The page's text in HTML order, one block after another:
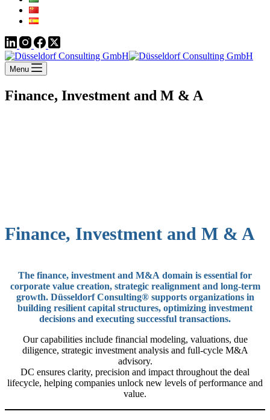
Menu
Finance, Investment and M & A
Finance, Investment and M & A
The finance, investment and M&A domain is essential for
corporate value creation, strategic realignment and long-term
growth. Düsseldorf Consulting® supports organizations in
building resilient capital structures, optimizing investment
decisions and executing successful transactions.
Our capabilities include financial modeling, valuations, due
diligence, strategic investment analysis and full-cycle M&A
advisory.
DC ensures clarity, precision and impact throughout the deal
lifecycle, helping companies unlock new levels of performance and
value.